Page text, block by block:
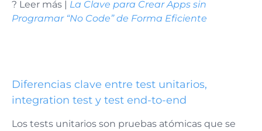
? Leer más | La Clave para Crear Apps sin
Programar “No Code” de Forma Eficiente
Diferencias clave entre test unitarios,
integration test y test end-to-end
Los tests unitarios son pruebas atómicas que se